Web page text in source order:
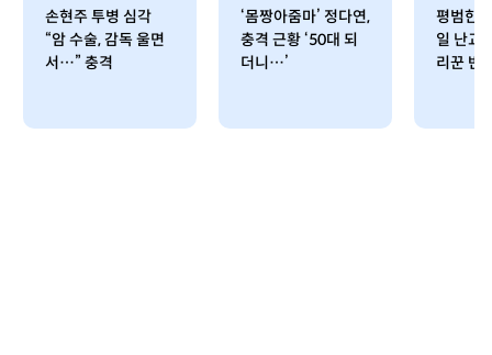
손현주 투병 심각
“암 수술, 감독 울면
서…” 충격
‘몸짱아줌마’ 정다연,
충격 근황 ‘50대 되
더니…’
평범한
일 난교
리꾼 반